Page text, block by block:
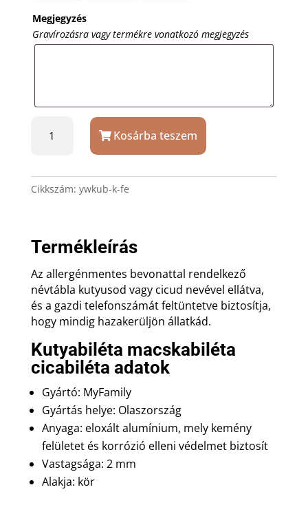
Megjegyzés
Gravírozásra vagy termékre vonatkozó megjegyzés
macskabiléta
mennyiség
Kosárba teszem
Cikkszám: ywkub-k-fe
Termékleírás
Az allergénmentes bevonattal rendelkező
névtábla kutyusod vagy cicud nevével ellátva,
és a gazdi telefonszámát feltüntetve biztosítja,
hogy mindig hazakerüljön állatkád.
Kutyabiléta macskabiléta
cicabiléta adatok
Gyártó: MyFamily
Gyártás helye: Olaszország
Anyaga: eloxált alumínium, mely kemény
felületet és korrózió elleni védelmet biztosít
Vastagsága: 2 mm
Alakja: kör